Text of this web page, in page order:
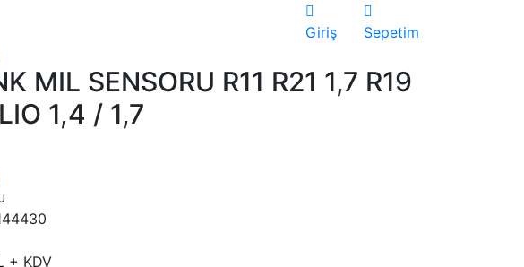
Giriş
Sepetim
MIL SENSORU R11 R21 1,7 R19
1,4 / 1,7
+ KDV